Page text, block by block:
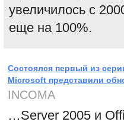
увеличилось с
еще на 100%.
Состоялся первый из
Microsoft представили
INCOMA
…Server 2005 и